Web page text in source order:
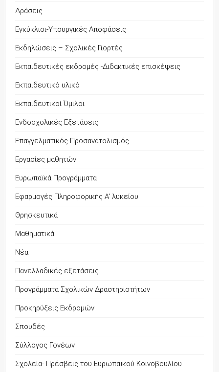
Δράσεις
Εγκύκλιοι-Υπουργικές Αποφάσεις
Εκδηλώσεις – Σχολικές Γιορτές
Εκπαιδευτικές εκδρομές -Διδακτικές επισκέψεις
Εκπαιδευτικό υλικό
Εκπαιδευτικοί Όμιλοι
Ενδοσχολικές Εξετάσεις
Επαγγελματικός Προσανατολισμός
Εργασίες μαθητών
Ευρωπαϊκά Προγράμματα
Εφαρμογές Πληροφορικής Α' λυκείου
Θρησκευτικά
Μαθηματικά
Νέα
Πανελλαδικές εξετάσεις
Προγράμματα Σχολικών Δραστηριοτήτων
Προκηρύξεις Εκδρομών
Σπουδές
Σύλλογος Γονέων
Σχολεία- Πρέσβεις του Ευρωπαϊκού Κοινοβουλίου